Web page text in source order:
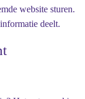
website sturen.
deelt.